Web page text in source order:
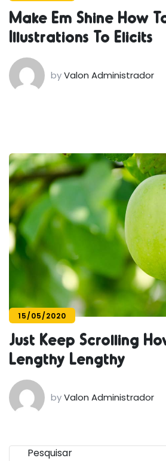
Make Em Shine How
Illustrations To Elicits
byValon Administrador
15/05/2020
Just Keep Scrolling
Lengthy Lengthy
byValon Administrador
Pesquisar